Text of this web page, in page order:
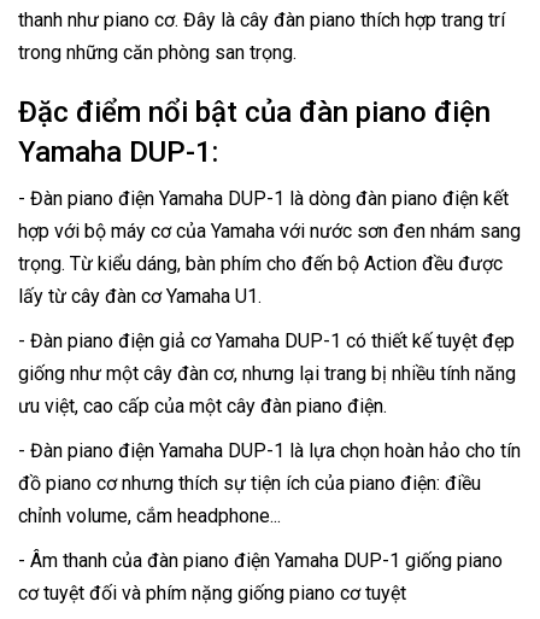
thanh như piano cơ. Đây là cây đàn piano thích hợp trang trí
trong những căn phòng san trọng.
Đặc điểm nổi bật của đàn piano điện
Yamaha DUP-1:
- Đàn piano điện Yamaha DUP-1 là dòng đàn piano điện kết
hợp với bộ máy cơ của Yamaha với nước sơn đen nhám sang
trọng. Từ kiểu dáng, bàn phím cho đến bộ Action đều được
lấy từ cây đàn cơ Yamaha U1.
- Đàn piano điện giả cơ Yamaha DUP-1 có thiết kế tuyệt đẹp
giống như một cây đàn cơ, nhưng lại trang bị nhiều tính năng
ưu việt, cao cấp của một cây đàn piano điện.
- Đàn piano điện Yamaha DUP-1 là lựa chọn hoàn hảo cho tín
đồ piano cơ nhưng thích sự tiện ích của piano điện: điều
chỉnh volume, cắm headphone...
- Âm thanh của đàn piano điện Yamaha DUP-1 giống piano
cơ tuyệt đối và phím nặng giống piano cơ tuyệt